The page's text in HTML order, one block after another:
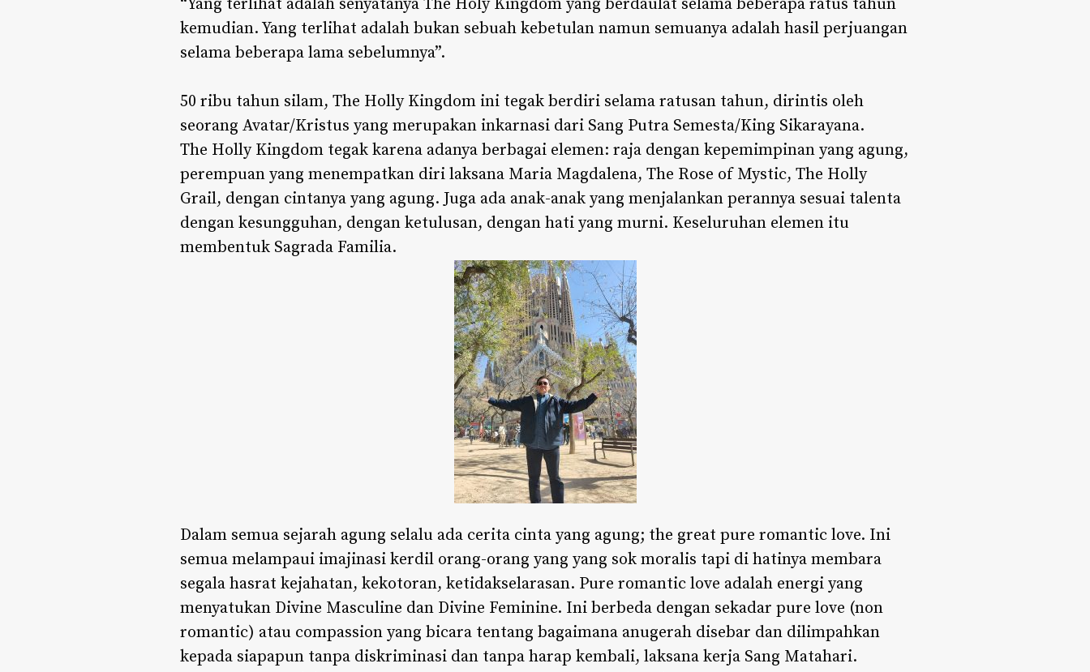
“Yang terlihat adalah senyatanya The Holy Kingdom yang berdaulat selama beberapa ratus tahun
kemudian. Yang terlihat adalah bukan sebuah kebetulan namun semuanya adalah hasil perjuangan
selama beberapa lama sebelumnya”.
50 ribu tahun silam, The Holly Kingdom ini tegak berdiri selama ratusan tahun, dirintis oleh
seorang Avatar/Kristus yang merupakan inkarnasi dari Sang Putra Semesta/King Sikarayana.
The Holly Kingdom tegak karena adanya berbagai elemen: raja dengan kepemimpinan yang agung,
perempuan yang menempatkan diri laksana Maria Magdalena, The Rose of Mystic, The Holly
Grail, dengan cintanya yang agung. Juga ada anak-anak yang menjalankan perannya sesuai talenta
dengan kesungguhan, dengan ketulusan, dengan hati yang murni. Keseluruhan elemen itu
membentuk Sagrada Familia.
Dalam semua sejarah agung selalu ada cerita cinta yang agung; the great pure romantic love. Ini
semua melampaui imajinasi kerdil orang-orang yang yang sok moralis tapi di hatinya membara
segala hasrat kejahatan, kekotoran, ketidakselarasan. Pure romantic love adalah energi yang
menyatukan Divine Masculine dan Divine Feminine. Ini berbeda dengan sekadar pure love (non
romantic) atau compassion yang bicara tentang bagaimana anugerah disebar dan dilimpahkan
kepada siapapun tanpa diskriminasi dan tanpa harap kembali, laksana kerja Sang Matahari.